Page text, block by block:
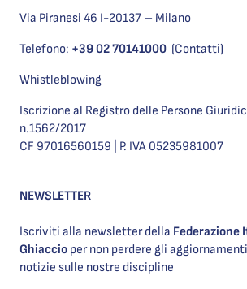
Via Piranesi 46 I-20137 – Milano
Telefono: +39 02 70141000 (Contatti)
Whistleblowing
Iscrizione al Registro delle Persone
n.1562/2017
CF 97016560159 | P. IVA 05235981007
NEWSLETTER
Iscriviti alla newsletter della Federazione
Ghiaccio per non perdere gli
notizie sulle nostre discipline